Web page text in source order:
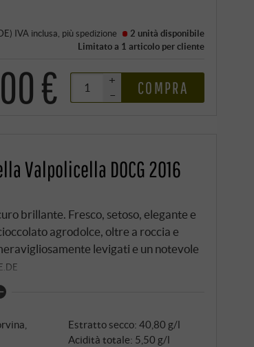
IVA inclusa , più spedizione 2 unità disponibile
Limitato a 1 articolo per cliente
€
+
–
COMPRA
Valpolicella DOCG 2016
brillante. Fresco, setoso, elegante e
agrodolce, oltre a roccia e
levigati e un notevole
Estratto secco: 40,80 g/l
Acidità totale: 5,50 g/l